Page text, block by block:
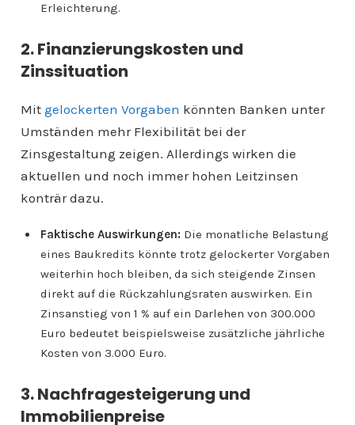
Erleichterung.
2. Finanzierungskosten und
Zinssituation
Mit gelockerten Vorgaben könnten Banken unter
Umständen mehr Flexibilität bei der
Zinsgestaltung zeigen. Allerdings wirken die
aktuellen und noch immer hohen Leitzinsen
konträr dazu.
Faktische Auswirkungen:Die monatliche Belastung
eines Baukredits könnte trotz gelockerter Vorgaben
weiterhin hoch bleiben, da sich steigende Zinsen
direkt auf die Rückzahlungsraten auswirken. Ein
Zinsanstieg von 1 % auf ein Darlehen von 300.000
Euro bedeutet beispielsweise zusätzliche jährliche
Kosten von 3.000 Euro.
3. Nachfragesteigerung und
Immobilienpreise